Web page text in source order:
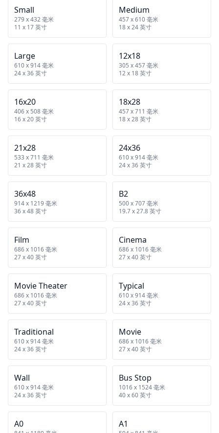
Small
279 x 432 毫米
11 x 17 英寸
Medium
457 x 610 毫米
18 x 24 英寸
Large
610 x 914 毫米
24 x 36 英寸
12x18
305 x 457 毫米
12 x 18 英寸
16x20
406 x 508 毫米
16 x 20 英寸
18x28
457 x 711 毫米
18 x 28 英寸
21x28
533 x 711 毫米
21 x 28 英寸
24x36
610 x 914 毫米
24 x 36 英寸
36x48
914 x 1219 毫米
36 x 48 英寸
B2
500 x 707 毫米
19.7 x 27.8 英寸
Film
686 x 1016 毫米
27 x 40 英寸
Cinema
686 x 1016 毫米
27 x 40 英寸
Movie Theater
686 x 1016 毫米
27 x 40 英寸
Typical
610 x 914 毫米
24 x 36 英寸
Traditional
610 x 914 毫米
24 x 36 英寸
Movie
686 x 1016 毫米
27 x 40 英寸
Wall
610 x 914 毫米
24 x 36 英寸
Bus Stop
1016 x 1524 毫米
40 x 60 英寸
A0 A1